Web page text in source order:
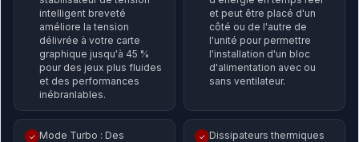
intelligent breveté
améliore la tension
délivrée à votre carte
graphique jusqu'à 45 %
pour des jeux plus fluides
et des performances
inébranlables.
et peut être placé d'un
côté ou de l'autre de
l'unité pour permettre
l'installation d'un bloc
d'alimentation avec ou
sans ventilateur.
✓ Mode Turbo : Des
✓ Dissipateurs thermiques